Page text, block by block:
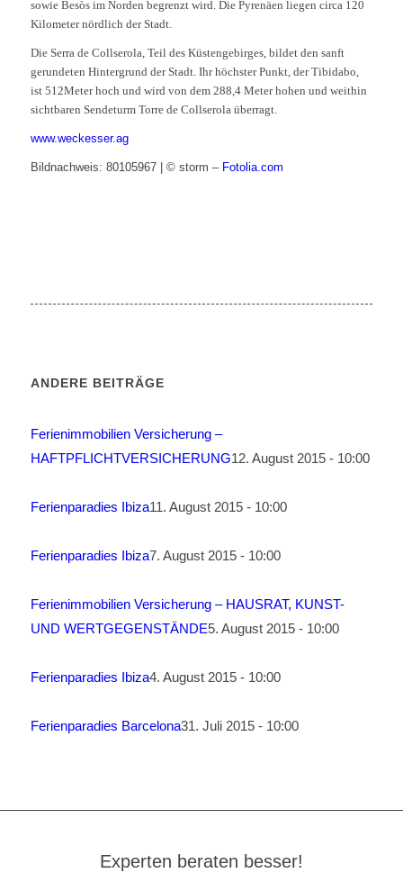
sowie Besòs im Norden begrenzt wird. Die Pyrenäen liegen circa 120
Kilometer nördlich der Stadt.
Die Serra de Collserola, Teil des Küstengebirges, bildet den sanft
gerundeten Hintergrund der Stadt. Ihr höchster Punkt, der Tibidabo,
ist 512Meter hoch und wird von dem 288,4 Meter hohen und weithin
sichtbaren Sendeturm Torre de Collserola überragt.
www.weckesser.ag
Bildnachweis: 80105967 | © storm – Fotolia.com
ANDERE BEITRÄGE
Ferienimmobilien Versicherung –
HAFTPFLICHTVERSICHERUNG12. August 2015 - 10:00
Ferienparadies Ibiza11. August 2015 - 10:00
Ferienparadies Ibiza7. August 2015 - 10:00
Ferienimmobilien Versicherung – HAUSRAT, KUNST-
UND WERTGEGENSTÄNDE5. August 2015 - 10:00
Ferienparadies Ibiza4. August 2015 - 10:00
Ferienparadies Barcelona31. Juli 2015 - 10:00
Experten beraten besser!